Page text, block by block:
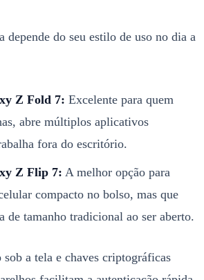
depende do seu estilo de uso no dia a
Z Fold 7: Excelente para quem
abre múltiplos aplicativos
fora do escritório.
Z Flip 7: A melhor opção para
compacto no bolso, mas que
de tamanho tradicional ao ser aberto.
a tela e chaves criptográficas